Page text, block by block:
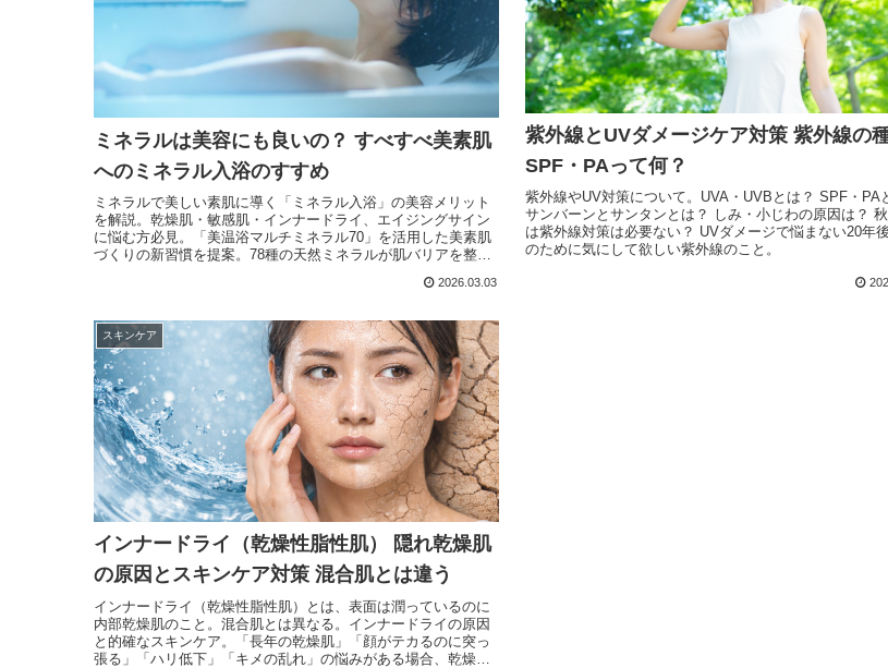
ミネラルは美容にも良いの？ すべすべ美素肌
へのミネラル入浴のすすめ
ミネラルで美しい素肌に導く「ミネラル入浴」の美容メリット
を解説。乾燥肌・敏感肌・インナードライ、エイジングサイン
に悩む方必見。「美温浴マルチミネラル70」を活用した美素肌
づくりの新習慣を提案。78種の天然ミネラルが肌バリアを整
2026.03.03
紫外線とUVダメージケア対策 紫外線の
SPF・PAって何？
紫外線やUV対策について。UVA・UVBとは？ SPF・PA
サンバーンとサンタンとは？ しみ・小じわの原因は？
は紫外線対策は必要ない？ UVダメージで悩まない20年
のために気にして欲しい紫外線のこと。
スキンケア
インナードライ（乾燥性脂性肌） 隠れ乾燥肌
の原因とスキンケア対策 混合肌とは違う
インナードライ（乾燥性脂性肌）とは、表面は潤っているのに
内部乾燥肌のこと。混合肌とは異なる。インナードライの原因
と的確なスキンケア。「長年の乾燥肌」「顔がテカるのに突っ
張る」「ハリ低下」「キメの乱れ」の悩みがある場合、乾燥肌